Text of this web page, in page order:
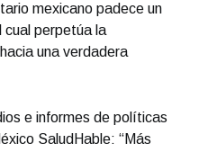
mexicano padece un
cual perpetúa la
una verdadera
e informes de políticas
SaludHable: “Más